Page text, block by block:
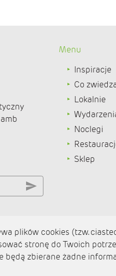
Menu
Inspiracje
Co
Lokalnie
Noclegi
Sklep
Zaplanuj
plików cookies (tzw.
stronę do Twoich
będą zbierane żadne